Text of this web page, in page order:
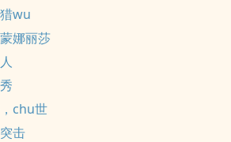
wu
娜丽莎
chu世
击